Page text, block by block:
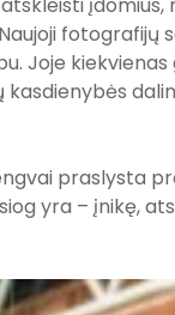
fotografijų
Joje
praslysta
yra – įnikę,